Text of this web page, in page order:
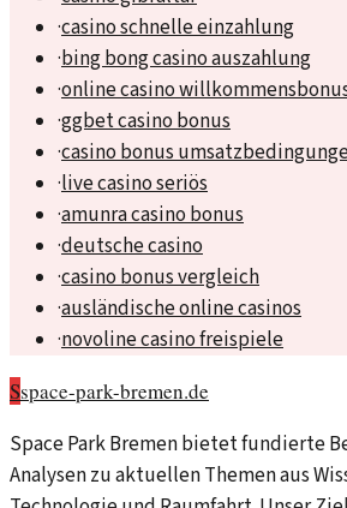
·casino schnelle einzahlung
·bing bong casino auszahlung
·online casino
·ggbet casino bonus
·casino bonus
·live casino seriös
·amunra casino bonus
·deutsche casino
·casino bonus vergleich
·ausländische online casinos
·novoline casino freispiele
Sspace-park-bremen.de
Space Park Bremen bietet fundierte
Analysen zu aktuellen Themen aus